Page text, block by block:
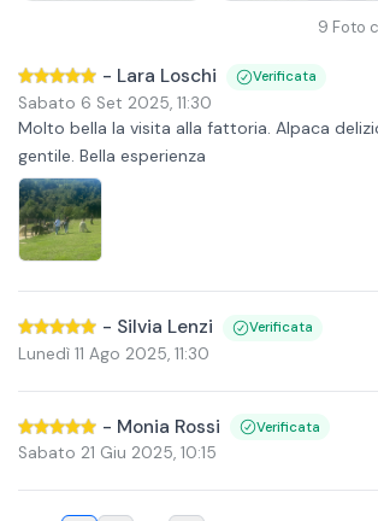
9 Foto
- Lara Loschi Verificata
Sabato 6 Set 2025, 11:30
Molto bella la visita alla fattoria. Alpaca
gentile. Bella esperienza
- Silvia Lenzi Verificata
Lunedì 11 Ago 2025, 11:30
- Monia Rossi Verificata
Sabato 21 Giu 2025, 10:15